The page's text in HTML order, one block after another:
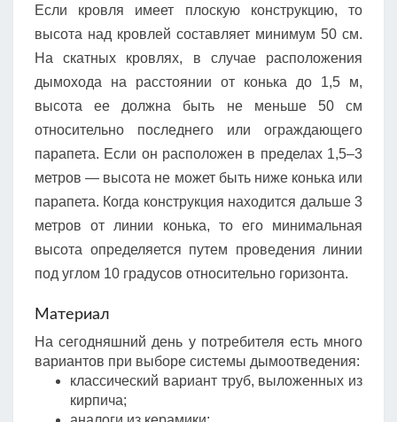
Если кровля имеет плоскую конструкцию, то
высота над кровлей составляет минимум 50 см.
На скатных кровлях, в случае расположения
дымохода на расстоянии от конька до 1,5 м,
высота ее должна быть не меньше 50 см
относительно последнего или ограждающего
парапета. Если он расположен в пределах 1,5–3
метров — высота не может быть ниже конька или
парапета. Когда конструкция находится дальше 3
метров от линии конька, то его минимальная
высота определяется путем проведения линии
под углом 10 градусов относительно горизонта.
Материал
На сегодняшний день у потребителя есть много
вариантов при выборе системы дымоотведения:
классический вариант труб, выложенных из
кирпича;